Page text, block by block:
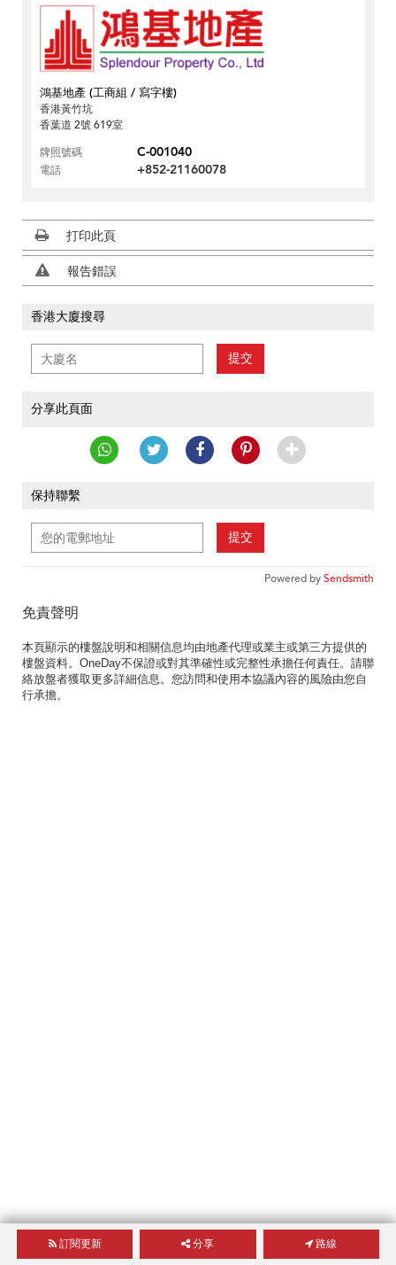
鴻基地產 (工商組 / 寫字樓)
香港黃竹坑
香葉道 2號 619室
牌照號碼
C-001040
電話 +852-21160078
打印此頁
報告錯誤
香港大廈搜尋
提交
分享此頁面
保持聯繫
提交
Powered bySendsmith
免責聲明
本頁顯示的樓盤說明和相關信息均由地產代理或業主或第三方提供的
樓盤資料。OneDay不保證或對其準確性或完整性承擔任何責任。請聯
絡放盤者獲取更多詳細信息。您訪問和使用本協議內容的風險由您自
行承擔。
訂閱更新 分享 路線